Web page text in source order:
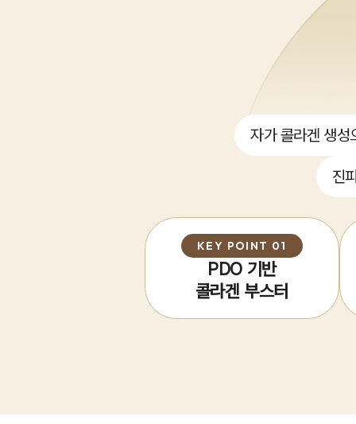
자가 콜라겐 생성
진
KEY POINT 01
PDO 기반
콜라겐 부스터